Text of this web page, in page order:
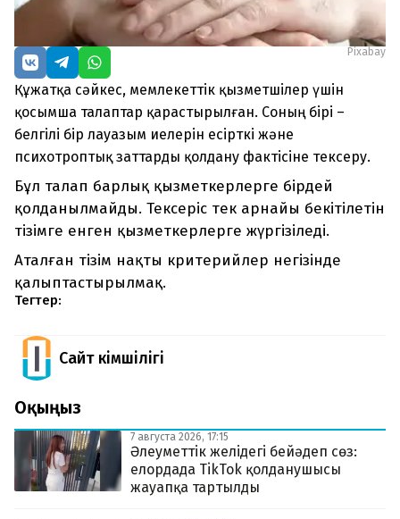
Pixabay
Құжатқа сәйкес, мемлекеттік қызметшілер үшін
қосымша талаптар қарастырылған. Соның бірі –
белгілі бір лауазым иелерін есірткі және
психотроптық заттарды қолдану фактісіне тексеру.
Бұл талап барлық қызметкерлерге бірдей
қолданылмайды. Тексеріс тек арнайы бекітілетін
тізімге енген қызметкерлерге жүргізіледі.
Аталған тізім нақты критерийлер негізінде
қалыптастырылмақ.
Тегтер:
Сайт Әкімшілігі
Оқыңыз
7 августа 2026, 17:15
Әлеуметтік желідегі бейәдеп сөз:
елордада TikTok қолданушысы
жауапқа тартылды